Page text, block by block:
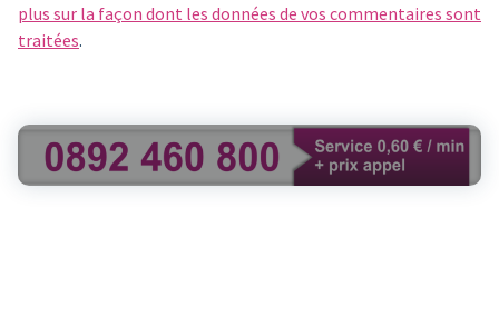
plus sur la façon dont les données de vos commentaires sont
traitées.